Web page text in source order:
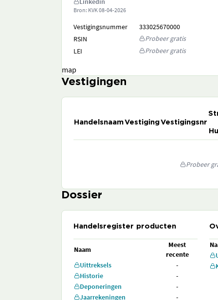
Bron: KVK08-04-2026
Vestigingsnummer
333025670000
RSIN
Probeer gratis
LEI
Probeer gratis
map
Vestigingen
HandelsnaamVestigingVestigingsnr
Probeer
Dossier
Handelsregister producten
Naam
Meest
recente
Uittreksels
-
Historie
-
Deponeringen
-
Jaarrekeningen
-